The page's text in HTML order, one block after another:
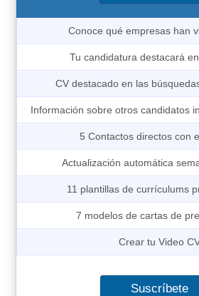
Conoce qué empresas han
Tu candidatura destacará
CV destacado en las
Información sobre otros candidatos
5 Contactos directos con
Actualización automática
11 plantillas de currículums
7 modelos de cartas de
Crear tu Video
Suscríbete